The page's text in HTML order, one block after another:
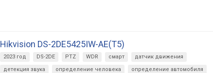
Hikvision DS-2DE5425IW-AE(T5)
2023 год DS-2DE PTZ WDR смарт
датчик движения
детекция звука
определение человека
определение автомобиля